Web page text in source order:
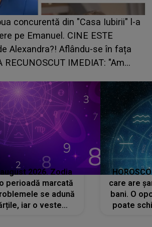
concurentă din "Casa Iubirii" l-a
pe Emanuel. CINE ESTE
Alexandra?! Aflându-se în fața
IMEDIAT: "Am
august 2026. Zodia
perioadă marcată
se adună
iar o veste
care are
bani. O
poate